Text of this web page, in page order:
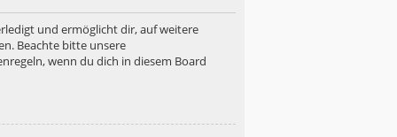
und ermöglicht dir, auf weitere
Beachte bitte unsere
wenn du dich in diesem Board